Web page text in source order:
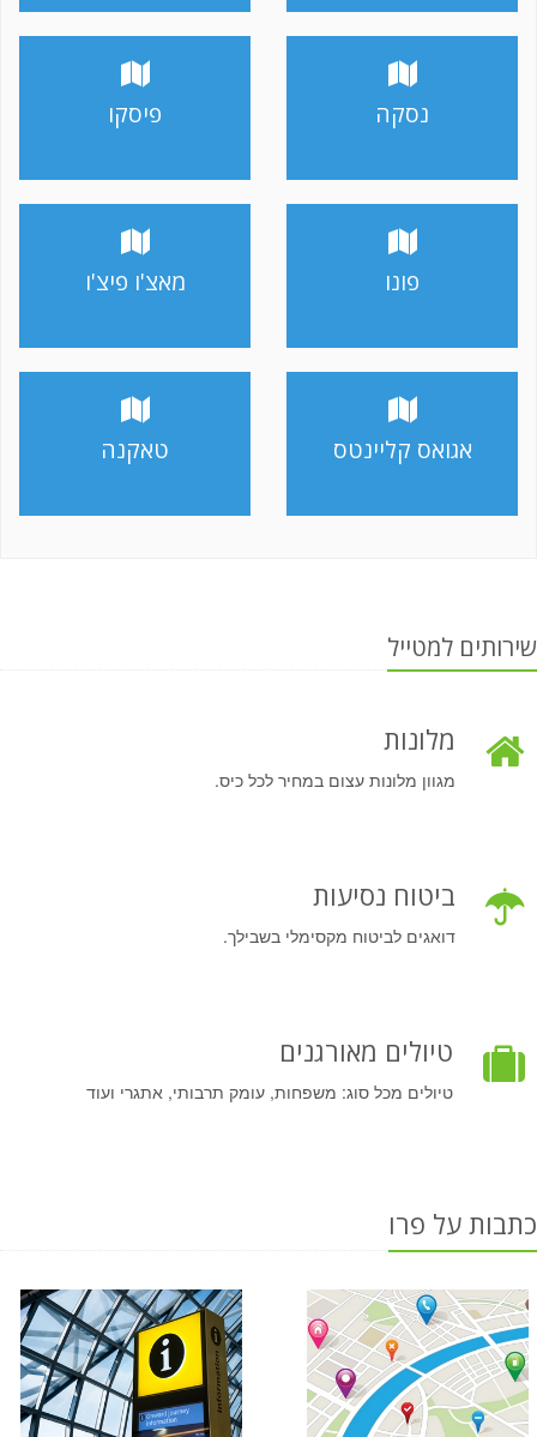
נסקה פיסקו
פונו מאצ'ו פיצ'ו
אגואס קליינטס טאקנה
שירותים למטייל
מלונות
מגוון מלונות עצום במחיר לכל כיס.
ביטוח נסיעות
דואגים לביטוח מקסימלי בשבילך.
טיולים מאורגנים
טיולים מכל סוג: משפחות, עומק תרבותי, אתגרי ועוד
כתבות על פרו